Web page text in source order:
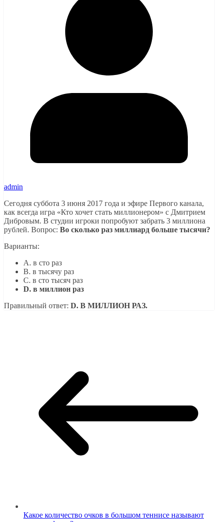
admin
Сегодня суббота 3 июня 2017 года и эфире Первого канала,
как всегда игра «Кто хочет стать миллионером» с Дмитрием
Дибровым. В студии игроки попробуют забрать 3 миллиона
рублей. Вопрос: Во сколько раз миллиард больше тысячи?
Варианты:
A. в сто раз
B. в тысячу раз
C. в сто тысяч раз
D. в миллион раз
Правильный ответ: D. В МИЛЛИОН РАЗ.
Какое количество очков в большом теннисе называют